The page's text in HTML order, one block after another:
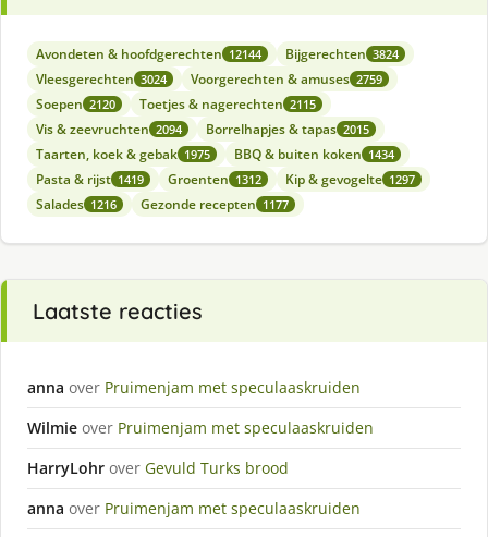
Avondeten & hoofdgerechten 12144 Bijgerechten 3824
Vleesgerechten 3024 Voorgerechten & amuses 2759
Soepen 2120 Toetjes & nagerechten 2115
Vis & zeevruchten 2094 Borrelhapjes & tapas 2015
Taarten, koek & gebak 1975 BBQ & buiten koken 1434
Pasta & rijst 1419 Groenten 1312 Kip & gevogelte 1297
Salades 1216 Gezonde recepten 1177
Laatste reacties
anna over Pruimenjam met speculaaskruiden
Wilmie over Pruimenjam met speculaaskruiden
HarryLohr over Gevuld Turks brood
anna over Pruimenjam met speculaaskruiden